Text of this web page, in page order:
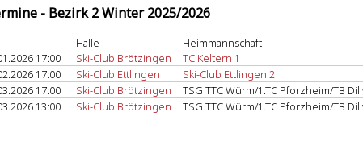
- Bezirk 2 Winter 2025/2026
Halle Heimmannschaft
17:00 Ski-Club Brötzingen TC Keltern 1
17:00 Ski-Club Ettlingen Ski-Club Ettlingen 2
17:00 Ski-Club Brötzingen TSG TTC Würm/1.TC Pforzheim/TB
13:00 Ski-Club Brötzingen TSG TTC Würm/1.TC Pforzheim/TB